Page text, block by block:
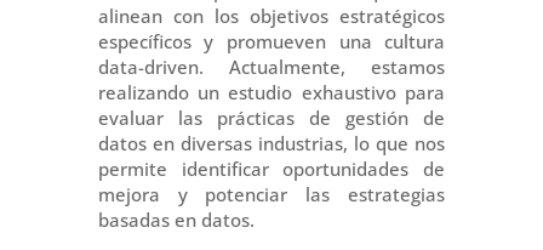
alinean con los objetivos estratégicos
específicos y promueven una cultura
data-driven. Actualmente, estamos
realizando un estudio exhaustivo para
evaluar las prácticas de gestión de
datos en diversas industrias, lo que nos
permite identificar oportunidades de
mejora y potenciar las estrategias
basadas en datos.